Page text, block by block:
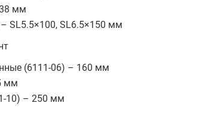
мм
SL5.5×100, SL6.5×150 мм
(6111-06) – 160 мм
мм
10) – 250 мм